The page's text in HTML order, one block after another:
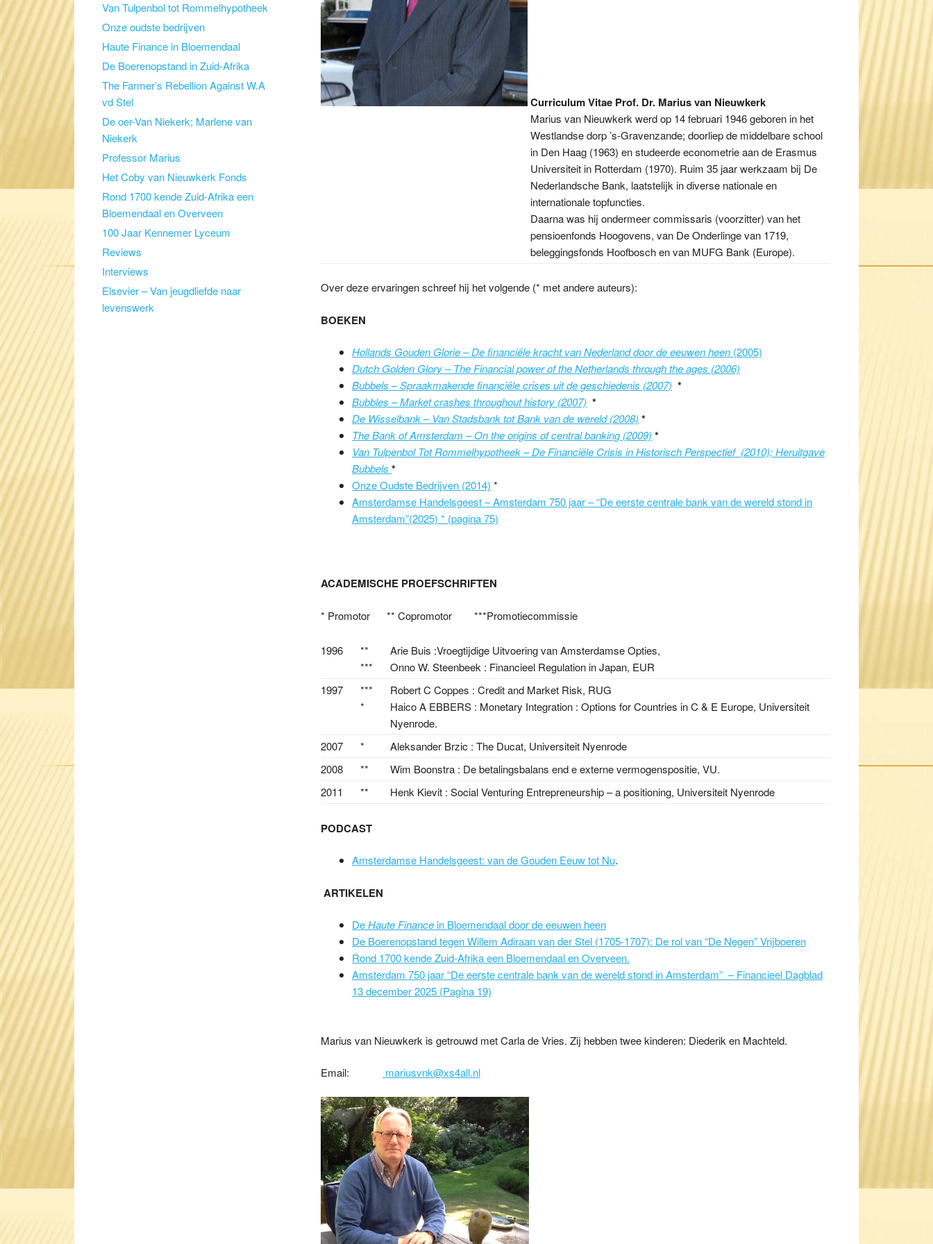
Van Tulpenbol tot Rommelhypotheek
Onze oudste bedrijven
Haute Finance in Bloemendaal
De Boerenopstand in Zuid-Afrika
The Farmer’s Rebellion Against W.A
vd Stel
De oer-Van Niekerk; Marlene van
Niekerk
Professor Marius
Het Coby van Nieuwkerk Fonds
Rond 1700 kende Zuid-Afrika een
Bloemendaal en Overveen
100 Jaar Kennemer Lyceum
Reviews
Interviews
Elsevier – Van jeugdliefde naar
levenswerk
Curriculum Vitae Prof. Dr. Marius van Nieuwkerk
Marius van Nieuwkerk werd op 14 februari 1946 geboren in het
Westlandse dorp ’s-Gravenzande; doorliep de middelbare school
in Den Haag (1963) en studeerde econometrie aan de Erasmus
Universiteit in Rotterdam (1970). Ruim 35 jaar werkzaam bij De
Nederlandsche Bank, laatstelijk in diverse nationale en
internationale topfuncties.
Daarna was hij ondermeer commissaris (voorzitter) van het
pensioenfonds Hoogovens, van De Onderlinge van 1719,
beleggingsfonds Hoofbosch en van MUFG Bank (Europe).
Over deze ervaringen schreef hij het volgende (* met andere auteurs):
BOEKEN
Hollands Gouden Glorie – De financiële kracht van Nederland door de eeuwen heen (2005)
Dutch Golden Glory – The Financial power of the Netherlands through the ages (2006)
Bubbels – Spraakmakende financiële crises uit de geschiedenis (2007) *
Bubbles – Market crashes throughout history (2007) *
De Wisselbank – Van Stadsbank tot Bank van de wereld (2008) *
The Bank of Amsterdam – On the origins of central banking (2009) *
Van Tulpenbol Tot Rommelhypotheek – De Financiële Crisis in Historisch Perspectief (2010); Heruitgave
Bubbels *
Onze Oudste Bedrijven (2014) *
Amsterdamse Handelsgeest – Amsterdam 750 jaar – “De eerste centrale bank van de wereld stond in
Amsterdam”(2025) * (pagina 75)
ACADEMISCHE PROEFSCHRIFTEN
* Promotor ** Copromotor ***Promotiecommissie
1996
**
***
Arie Buis :Vroegtijdige Uitvoering van Amsterdamse Opties,
Onno W. Steenbeek : Financieel Regulation in Japan, EUR
1997
***
*
Robert C Coppes : Credit and Market Risk, RUG
Haico A EBBERS : Monetary Integration : Options for Countries in C & E Europe, Universiteit
Nyenrode.
2007
*
Aleksander Brzic : The Ducat, Universiteit Nyenrode
2008
**
Wim Boonstra : De betalingsbalans end e externe vermogenspositie, VU.
2011
** Henk Kievit : Social Venturing Entrepreneurship – a positioning, Universiteit Nyenrode
PODCAST
Amsterdamse Handelsgeest: van de Gouden Eeuw tot Nu.
ARTIKELEN
DeHaute Finance in Bloemendaal door de eeuwen heen
De Boerenopstand tegen Willem Adiraan van der Stel (1705-1707): De rol van “De Negen” Vrijboeren
Rond 1700 kende Zuid-Afrika een Bloemendaal en Overveen.
Amsterdam 750 jaar “De eerste centrale bank van de wereld stond in Amsterdam” – Financieel Dagblad
13 december 2025 (Pagina 19)
Marius van Nieuwkerk is getrouwd met Carla de Vries. Zij hebben twee kinderen: Diederik en Machteld.
Email: mariusvnk@xs4all.nl